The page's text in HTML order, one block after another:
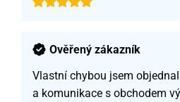
Ověřený zákazník
Vlastní chybou jsem
a komunikace s obchodem